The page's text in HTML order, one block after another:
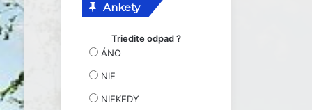
Ankety
Triedite odpad ?
ÁNO
NIE
NIEKEDY